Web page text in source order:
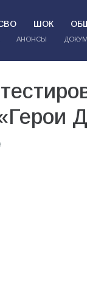
ШОК
АНОНСЫ